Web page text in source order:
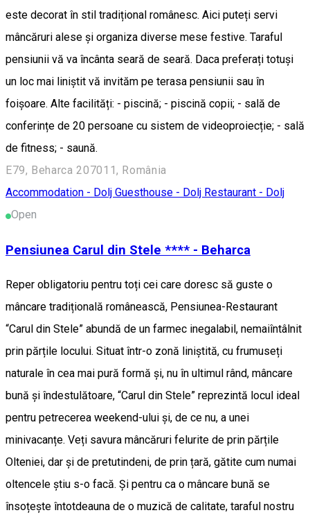
este decorat în stil tradițional românesc. Aici puteți servi
mâncăruri alese și organiza diverse mese festive. Taraful
pensiunii vă va încânta seară de seară. Daca preferați totuși
un loc mai liniștit vă invităm pe terasa pensiunii sau în
foișoare. Alte facilități: - piscină; - piscină copii; - sală de
conferințe de 20 persoane cu sistem de videoproiecție; - sală
de fitness; - saună.
E79, Beharca 207011, România
Accommodation - Dolj Guesthouse - Dolj Restaurant - Dolj
Open
Pensiunea Carul din Stele **** - Beharca
Reper obligatoriu pentru toți cei care doresc să guste o
mâncare tradițională românească, Pensiunea-Restaurant
“Carul din Stele” abundă de un farmec inegalabil, nemaiîntâlnit
prin părțile locului. Situat într-o zonă liniștită, cu frumuseți
naturale în cea mai pură formă și, nu în ultimul rând, mâncare
bună și îndestulătoare, “Carul din Stele” reprezintă locul ideal
pentru petrecerea weekend-ului și, de ce nu, a unei
minivacanțe. Veți savura mâncăruri felurite de prin părțile
Olteniei, dar și de pretutindeni, de prin țară, gătite cum numai
oltencele știu s-o facă. Și pentru ca o mâncare bună se
însoțește întotdeauna de o muzică de calitate, taraful nostru